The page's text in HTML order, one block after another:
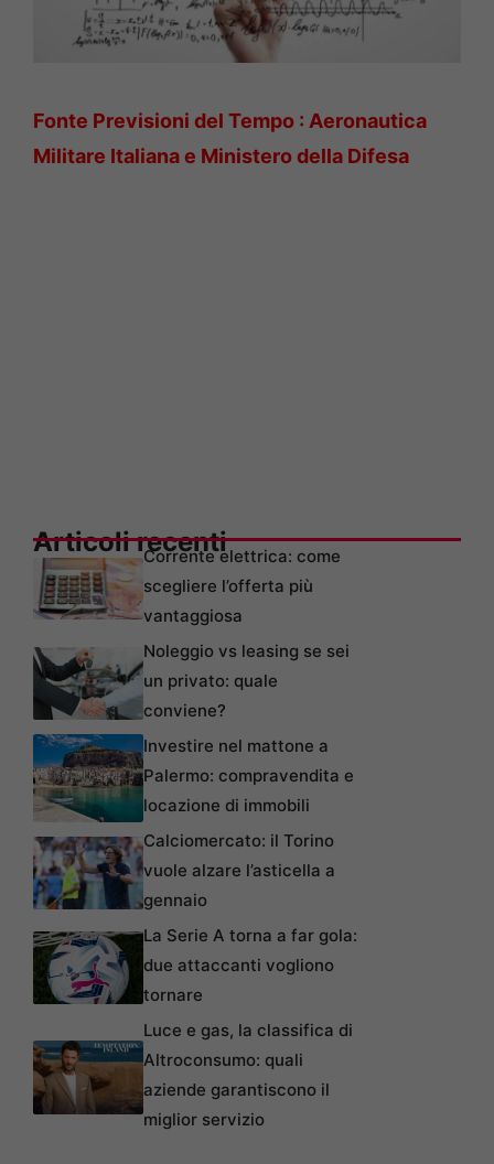
Fonte Previsioni del Tempo : Aeronautica
Militare Italiana e Ministero della Difesa
Articoli recentiCorrente elettrica: come
scegliere l’offerta più
vantaggiosa
Noleggio vs leasing se sei
un privato: quale
conviene?
Investire nel mattone a
Palermo: compravendita e
locazione di immobili
Calciomercato: il Torino
vuole alzare l’asticella a
gennaio
La Serie A torna a far gola:
due attaccanti vogliono
tornare
Luce e gas, la classifica di
Altroconsumo: quali
aziende garantiscono il
miglior servizio